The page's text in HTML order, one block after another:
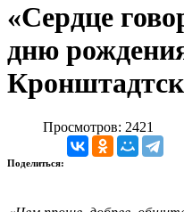
«Сердце
дню
Просмотров: 2421
Поделиться: